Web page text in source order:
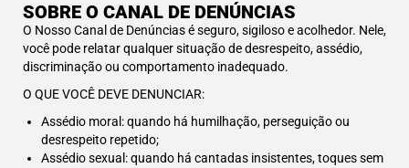
SOBRE O CANAL DE DENÚNCIAS
O Nosso Canal de Denúncias é seguro, sigiloso e acolhedor. Nele,
você pode relatar qualquer situação de desrespeito, assédio,
discriminação ou comportamento inadequado.
O QUE VOCÊ DEVE DENUNCIAR:
Assédio moral: quando há humilhação, perseguição ou
desrespeito repetido;
Assédio sexual: quando há cantadas insistentes, toques sem